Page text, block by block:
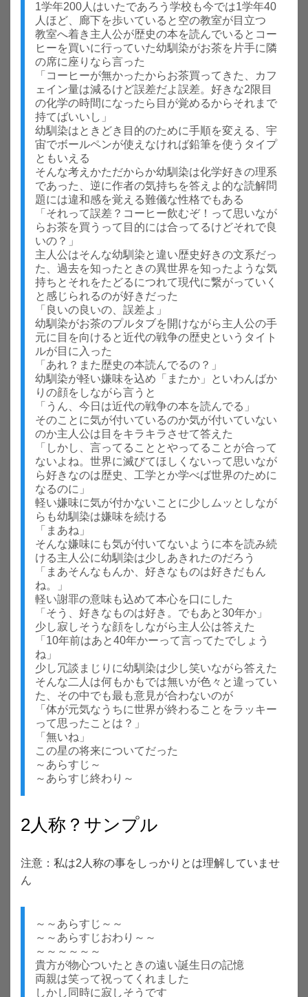
1学年200人はいたであろう学校も今では1学年40
人ほど、廊下を歩いていると空の教室が目立つ
教室へ着き主人公が歴史の本を読んでいるとコー
ヒーを買いに行っていた幼馴染がお茶を片手に隣
の席に座りなら言った
「コーヒーが無かったからお茶買ってきた、カフ
ェイン量は減るけど誤差だよ誤差。好きな2限目
の化学の時間になったら目が覚めるからそれまで
持てばいいし」
幼馴染はときどき目的のために手順を変える、宇
宙でボールペンが使えなければ鉛筆を使うタイプ
ともいえる
そんな考えかただからか幼馴染は化学好きの理系
であった、逆に作者の気持ちを答えよ的な読解問
題には違和感を覚える難儀な性格でもある
「それって誤差？コーヒー飲むぞ！って思いなが
らお茶を買うって目的には合ってるけどそれで良
いの？」
主人公はそんな幼馴染と違い歴史好きの文系だっ
た、過去を知ったときの異世界を知ったような気
持ちとそれをたどるにつれて現代に繋がっていく
と感じられるのが好きだった
「良いの良いの、誤差よ」
幼馴染がお茶のプルタブを開けながら主人公の手
元に目を向けると近代の戦争の歴史というタイト
ルが目に入った
「あれ？また歴史の本読んでるの？」
幼馴染が軽い嫌味を込め「またか」といわんばか
りの顔をしながら言うと
「うん、今日は近代の戦争の本を読んでる」
そのことに気が付いているのか気が付いていない
のか主人公は目をキラキラさせて答えた
「しかし、言ってることとやってることが合って
ないよね。世界に滅びてほしくないって思いなが
ら好きなのは歴史、工学とか学べば世界のために
なるのに」
軽い嫌味に気が付かないことに少しムッとしなが
らも幼馴染は嫌味を続ける
「まあね」
そんな嫌味にも気が付いてないように本を読み続
ける主人公に幼馴染は少しあきれたのだろう
「まあそんなもんか、好きなものは好きだもん
ね。」
軽い謝罪の意味も込めて本心を口にした
「そう、好きなものは好き。でもあと30年か」
少し寂しそうな顔をしながら主人公は答えた
「10年前はあと40年かーって言ってたでしょう
ね」
少し冗談まじりに幼馴染は少し笑いながら答えた
そんな二人は何もかもでは無いが色々と違ってい
た、その中でも最も意見が合わないのが
「体が元気なうちに世界が終わることをラッキー
って思ったことは？」
「無いね」
この星の将来についてだった
～あらすじ～
～あらすじ終わり～
2人称？サンプル
注意：私は2人称の事をしっかりとは理解していませ
ん
～～あらすじ～～
～～あらすじおわり～～
～～～～～～
貴方が物心ついたときの遠い誕生日の記憶
両親は笑って祝ってくれました
しかし同時に寂しそうです